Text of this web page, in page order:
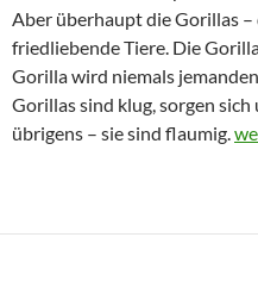
Aber überhaupt die Gorillas
friedliebende Tiere. Die
Gorilla wird niemals
Gorillas sind klug, sorgen
übrigens – sie sind flaumig.